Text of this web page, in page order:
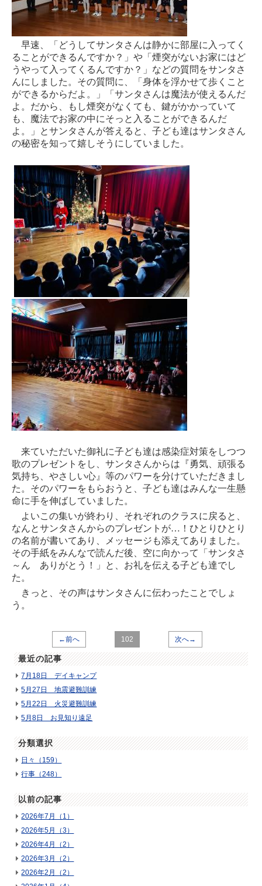
早速、「どうしてサンタさんは静かに部屋に入ってく
ることができるんですか？」や「煙突がないお家にはど
うやって入ってくるんですか？」などの質問をサンタさ
んにしました。その質問に、「身体を浮かせて歩くこと
ができるからだよ。」「サンタさんは魔法が使えるんだ
よ。だから、もし煙突がなくても、鍵がかかっていて
も、魔法でお家の中にそっと入ることができるんだ
よ。」とサンタさんが答えると、子ども達はサンタさん
の秘密を知って嬉しそうにしていました。
来ていただいた御礼に子ども達は感染症対策をしつつ
歌のプレゼントをし、サンタさんからは『勇気、頑張る
気持ち、やさしい心』等のパワーを分けていただきまし
た。そのパワーをもらおうと、子ども達はみんな一生懸
命に手を伸ばしていました。
よいこの集いが終わり、それぞれのクラスに戻ると、
なんとサンタさんからのプレゼントが… ！ひとりひとり
の名前が書いてあり、メッセージも添えてありました。
その手紙をみんなで読んだ後、空に向かって「サンタさ
～ん ありがとう！」と、お礼を伝える子ども達でし
た。
きっと、その声はサンタさんに伝わったことでしょ
う。
←前へ 102 次へ→
最近の記事
7月18日 デイキャンプ
5月27日 地震避難訓練
5月22日 火災避難訓練
5月8日 お見知り遠足
分類選択
日々（159）
行事（248）
以前の記事
2026年7月（1）
2026年5月（3）
2026年4月（2）
2026年3月（2）
2026年2月（2）